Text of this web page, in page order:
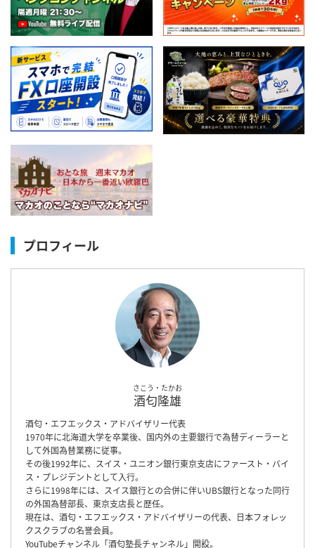
プロフィール
さこう・たかお
酒匂隆雄
酒匂・エフエックス・アドバイザリー代表
1970年に北海道大学を卒業後、国内外の主要銀行で為替ディーラーと
して外国為替業務に従事。
その後1992年に、スイス・ユニオン銀行東京支店にファースト・バイ
ス・プレジデントとして入行。
さらに1998年には、スイス銀行との合併に伴いUBS銀行となった同行
の外国為替部長、東京支店長と歴任。
現在は、酒匂・エフエックス・アドバイザリーの代表、日本フォレッ
クスクラブの名誉会員。
YouTubeチャンネル「酒匂塾長チャンネル」開設。